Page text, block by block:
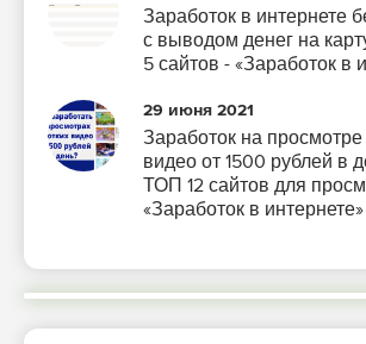
Заработок в интернете
с выводом денег на
5 сайтов - «Заработок в
29 июня 2021
Заработок на просмотре
видео от 1500 рублей в
ТОП 12 сайтов для
«Заработок в интернете»